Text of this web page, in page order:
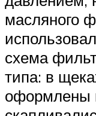
масляного
схема
типа: в
оформлены